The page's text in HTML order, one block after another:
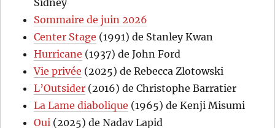
Sidney
Sommaire de juin 2026
Center Stage (1991) de Stanley Kwan
Hurricane (1937) de John Ford
Vie privée (2025) de Rebecca Zlotowski
L’Outsider (2016) de Christophe Barratier
La Lame diabolique (1965) de Kenji Misumi
Oui (2025) de Nadav Lapid